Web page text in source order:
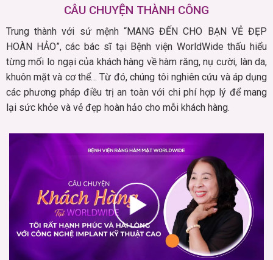
CÂU CHUYỆN THÀNH CÔNG
Trung thành với sứ mệnh “MANG ĐẾN CHO BẠN VẺ ĐẸP
HOÀN HẢO”, các bác sĩ tại Bệnh viện WorldWide thấu hiểu
từng mối lo ngại của khách hàng về hàm răng, nụ cười, làn da,
khuôn mặt và cơ thể… Từ đó, chúng tôi nghiên cứu và áp dụng
các phương pháp điều trị an toàn với chi phí hợp lý để mang
lại sức khỏe và vẻ đẹp hoàn hảo cho mỗi khách hàng.